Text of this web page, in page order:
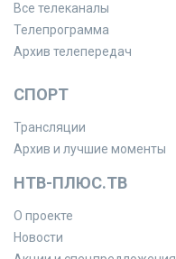
Все телеканалы
Телепрограмма
Архив телепередач
СПОРТ
Трансляции
Архив и лучшие моменты
НТВ-ПЛЮС.ТВ
О проекте
Новости